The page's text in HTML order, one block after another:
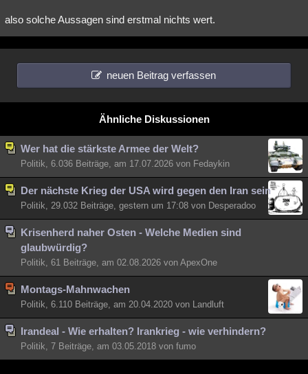
also solche Aussagen sind erstmal nichts wert.
neuen Beitrag verfassen
Ähnliche Diskussionen
Wer hat die stärkste Armee der Welt?
Politik, 6.036 Beiträge, am 17.07.2026 von Fedaykin
Der nächste Krieg der USA wird gegen den Iran sein
Politik, 29.032 Beiträge, gestern um 17:08 von Desperadoo
Krisenherd naher Osten - Welche Medien sind
glaubwürdig?
Politik, 61 Beiträge, am 02.08.2026 von ApexOne
Montags-Mahnwachen
Politik, 6.110 Beiträge, am 20.04.2020 von Landluft
Irandeal - Wie erhalten? Irankrieg - wie verhindern?
Politik, 7 Beiträge, am 03.05.2018 von fumo